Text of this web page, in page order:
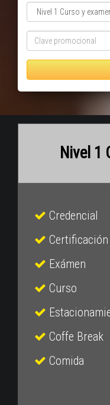
Nivel 1
Credencial
Certificación
Exámen
Curso
Coffe Break
Comida